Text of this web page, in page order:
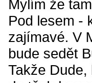
Mylím že
Pod lesem -
zajímavé. V
bude sedět
Takže